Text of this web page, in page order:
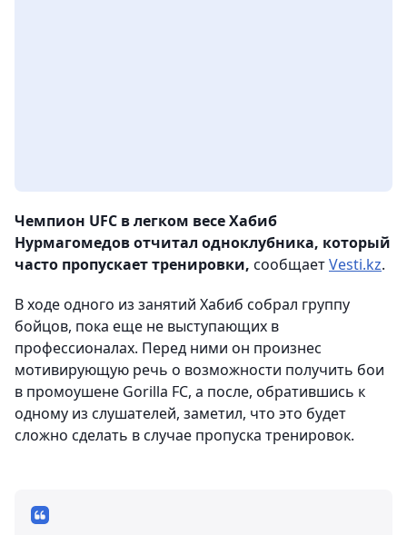
Чемпион UFC в легком весе Хабиб
Нурмагомедов отчитал одноклубника, который
часто пропускает тренировки, сообщаетVesti.kz.
В ходе одного из занятий Хабиб собрал группу
бойцов, пока еще не выступающих в
профессионалах. Перед ними он произнес
мотивирующую речь о возможности получить бои
в промоушене Gorilla FC, а после, обратившись к
одному из слушателей, заметил, что это будет
сложно сделать в случае пропуска тренировок.